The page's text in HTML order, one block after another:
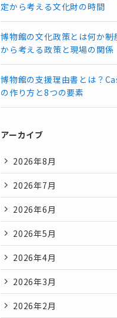
定から考える文化財の時間
博物館の文化政策とは何か――
から考える政策と現場の関係
博物館の支援理由書とは？
の作り方と8つの要素
アーカイブ
2026年8月
2026年7月
2026年6月
2026年5月
2026年4月
2026年3月
2026年2月